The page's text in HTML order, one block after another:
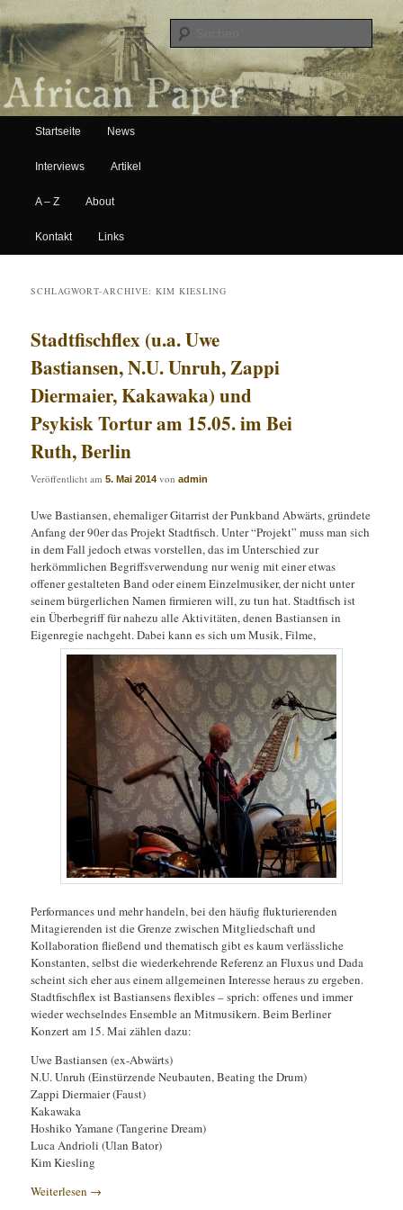
African Paper
Hauptmenü
Zum Inhalt wechseln
Zum sekundären Inhalt wechseln
Startseite News
Interviews Artikel
A – Z About
Kontakt Links
SCHLAGWORT-ARCHIVE:KIM KIESLING
Stadtfischflex (u.a. Uwe
Bastiansen, N.U. Unruh, Zappi
Diermaier, Kakawaka) und
Psykisk Tortur am 15.05. im Bei
Ruth, Berlin
Veröffentlicht am5. Mai 2014 vonadmin
Uwe Bastiansen, ehemaliger Gitarrist der Punkband Abwärts, gründete
Anfang der 90er das Projekt Stadtfisch. Unter “Projekt” muss man sich
in dem Fall jedoch etwas vorstellen, das im Unterschied zur
herkömmlichen Begriffsverwendung nur wenig mit einer etwas
offener gestalteten Band oder einem Einzelmusiker, der nicht unter
seinem bürgerlichen Namen firmieren will, zu tun hat. Stadtfisch ist
ein Überbegriff für nahezu alle Aktivitäten, denen Bastiansen in
Eigenregie nachgeht. Dabei kann es sich um Musik, Filme,
Performances und mehr handeln, bei den häufig flukturierenden
Mitagierenden ist die Grenze zwischen Mitgliedschaft und
Kollaboration fließend und thematisch gibt es kaum verlässliche
Konstanten, selbst die wiederkehrende Referenz an Fluxus und Dada
scheint sich eher aus einem allgemeinen Interesse heraus zu ergeben.
Stadtfischflex ist Bastiansens flexibles – sprich: offenes und immer
wieder wechselndes Ensemble an Mitmusikern. Beim Berliner
Konzert am 15. Mai zählen dazu:
Uwe Bastiansen (ex-Abwärts)
N.U. Unruh (Einstürzende Neubauten, Beating the Drum)
Zappi Diermaier (Faust)
Kakawaka
Hoshiko Yamane (Tangerine Dream)
Luca Andrioli (Ulan Bator)
Kim Kiesling
Weiterlesen →